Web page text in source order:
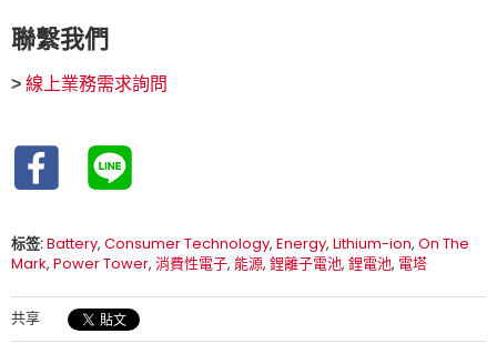
聯繫我們
> 線上業務需求詢問
标签:Battery, Consumer Technology, Energy, Lithium-ion, On The
Mark, Power Tower, 消費性電子, 能源, 鋰離子電池, 鋰電池, 電塔
共享